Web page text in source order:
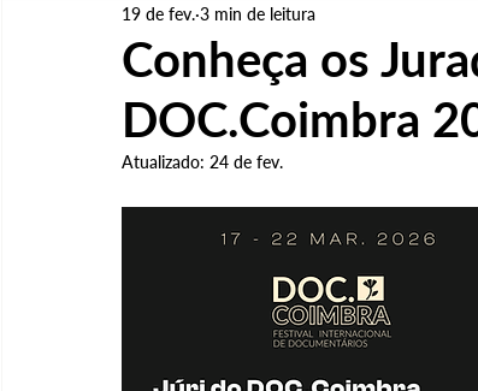
Conheça os
DOC.Coimbra
19 de fev. 3 min de leitura
Atualizado: 24 de fev.